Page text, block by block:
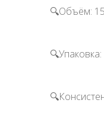
🔍Объём: